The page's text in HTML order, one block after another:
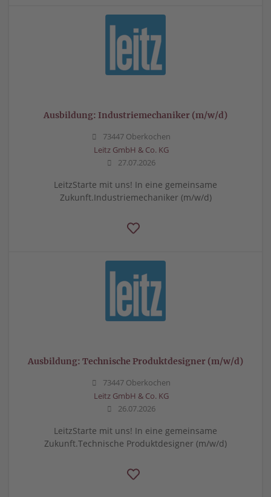
Ausbildung: Industriemechaniker (m/w/d)
73447 Oberkochen
Leitz GmbH & Co. KG
27.07.2026
LeitzStarte mit uns! In eine gemeinsame
Zukunft.Industriemechaniker (m/w/d)
Ausbildung: Technische Produktdesigner (m/w/d)
73447 Oberkochen
Leitz GmbH & Co. KG
26.07.2026
LeitzStarte mit uns! In eine gemeinsame
Zukunft.Technische Produktdesigner (m/w/d)